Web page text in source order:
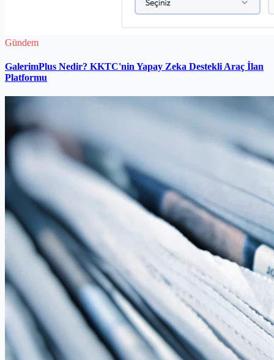
Gündem
GalerimPlus Nedir? KKTC'nin Yapay Zeka Destekli Araç İlan
Platformu